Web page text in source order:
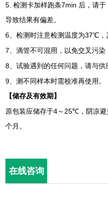
5.检测卡加样跑条7min 后，请于
导致结果有偏差。
6、检测时注意检测温度为37℃，
7、滴管不可混用，以免交叉污染
8、试验遇到的任何问题，请与供
9、测不同样本时需校准再使用。
【储存及有效期】
原包装应储存于4 ～25℃ ，阴凉
个月。
在线咨询